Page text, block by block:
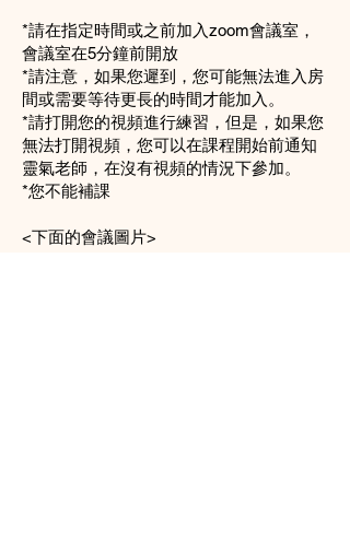
*請在指定時間或之前加入zoom會議室，
會議室在5分鐘前開放
*請注意，如果您遲到，您可能無法進入房
間或需要等待更長的時間才能加入。
*請打開您的視頻進行練習，但是，如果您
無法打開視頻，您可以在課程開始前通知
靈氣老師，在沒有視頻的情況下參加。
*您不能補課
<下面的會議圖片>